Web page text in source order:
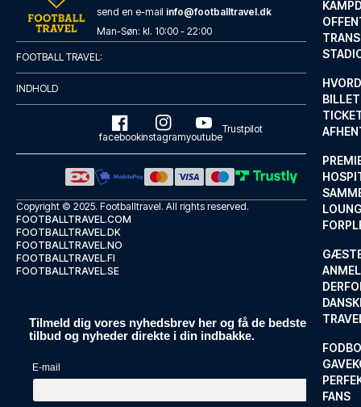
FANS
send en e-mail info@footballtravel.dk
Man-Søn: kl. 10:00 - 22:00
FOOTBALL TRAVEL:
INDHOLD
facebookinstagramyoutube
Trustpilot
Copyright © 2025. Footballtravel. All rights reserved.
FOOTBALLTRAVEL.COM
FOOTBALLTRAVEL.DK
FOOTBALLTRAVEL.NO
FOOTBALLTRAVEL.FI
FOOTBALLTRAVEL.SE
Tilmeld dig vores nyhedsbrev her og få de bedste
tilbud og nyheder direkte i din indbakke.
E-mail